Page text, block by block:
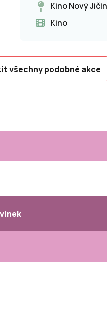
Kino Nový Jičín
Kino
všechny podobné akce